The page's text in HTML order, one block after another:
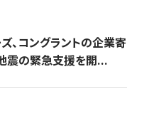
、コングラントの企業寄
震の緊急支援を開...